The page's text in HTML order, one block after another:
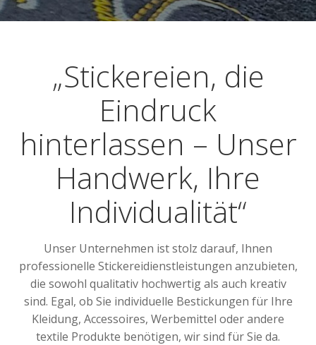
„Stickereien, die
Eindruck
hinterlassen – Unser
Handwerk, Ihre
Individualität“
Unser Unternehmen ist stolz darauf, Ihnen
professionelle Stickereidienstleistungen anzubieten,
die sowohl qualitativ hochwertig als auch kreativ
sind. Egal, ob Sie individuelle Bestickungen für Ihre
Kleidung, Accessoires, Werbemittel oder andere
textile Produkte benötigen, wir sind für Sie da.